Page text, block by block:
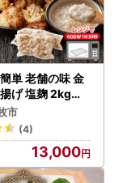
単 老舗の味 金
げ 塩麹 2kg（5
もも肉 [003D
市
(4)
13,000